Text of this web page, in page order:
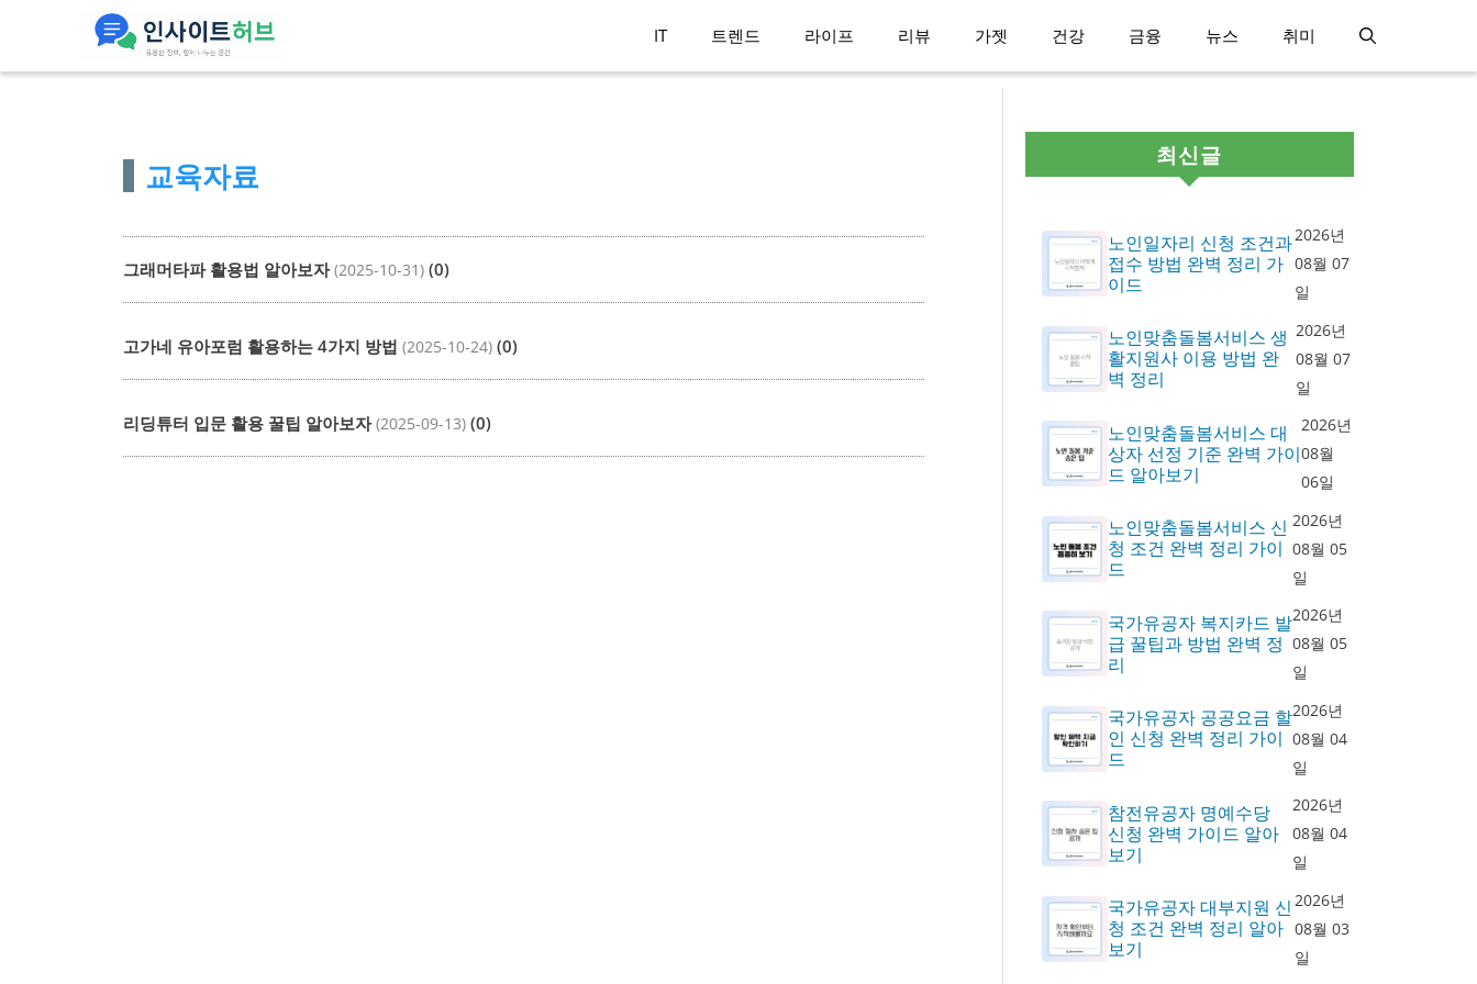
IT 트렌드 라이프 리뷰 가젯 건강 금융 뉴스 취미
교육자료
그래머타파 활용법 알아보자 (2025-10-31) (0)
고가네 유아포럼 활용하는 4가지 방법 (2025-10-24) (0)
리딩튜터 입문 활용 꿀팁 알아보자 (2025-09-13) (0)
최신글
노인일자리 신청 조건과
접수 방법 완벽 정리 가
이드
2026년
08월 07
일
노인맞춤돌봄서비스 생
활지원사 이용 방법 완
벽 정리
2026년
08월 07
일
노인맞춤돌봄서비스 대
상자 선정 기준 완벽 가이
드 알아보기
2026년
08월
06일
노인맞춤돌봄서비스 신
청 조건 완벽 정리 가이
드
2026년
08월 05
일
국가유공자 복지카드 발
급 꿀팁과 방법 완벽 정
리
2026년
08월 05
일
국가유공자 공공요금 할
인 신청 완벽 정리 가이
드
2026년
08월 04
일
참전유공자 명예수당
신청 완벽 가이드 알아
보기
2026년
08월 04
일
국가유공자 대부지원 신
청 조건 완벽 정리 알아
보기
2026년
08월 03
일